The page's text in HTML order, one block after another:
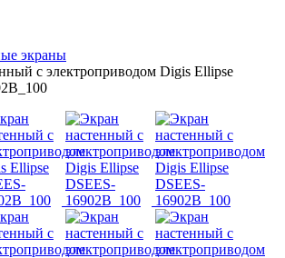
экраны
с электроприводом Digis Ellipse